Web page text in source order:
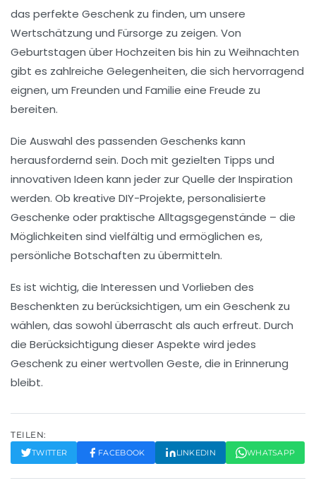
das perfekte Geschenk zu finden, um unsere
Wertschätzung und Fürsorge zu zeigen. Von
Geburtstagen über Hochzeiten bis hin zu Weihnachten
gibt es zahlreiche Gelegenheiten, die sich hervorragend
eignen, um Freunden und Familie eine Freude zu
bereiten.
Die Auswahl des passenden Geschenks kann
herausfordernd sein. Doch mit gezielten Tipps und
innovativen Ideen kann jeder zur Quelle der Inspiration
werden. Ob kreative DIY-Projekte, personalisierte
Geschenke oder praktische Alltagsgegenstände – die
Möglichkeiten sind vielfältig und ermöglichen es,
persönliche Botschaften zu übermitteln.
Es ist wichtig, die Interessen und Vorlieben des
Beschenkten zu berücksichtigen, um ein Geschenk zu
wählen, das sowohl überrascht als auch erfreut. Durch
die Berücksichtigung dieser Aspekte wird jedes
Geschenk zu einerwertvollen Geste, die in Erinnerung
bleibt.
TEILEN:
TWITTER FACEBOOK LINKEDIN WHATSAPP